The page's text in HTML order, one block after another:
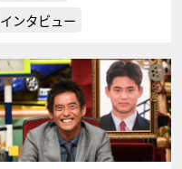
インタビュー